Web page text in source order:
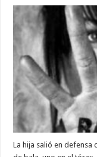
La hija salió en defensa